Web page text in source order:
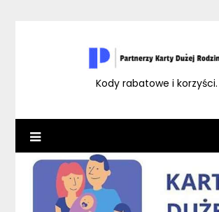
Kody rabatowe i korzyści.